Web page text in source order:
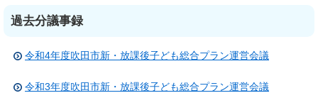
過去分議事録
令和4年度吹田市新・放課後子ども総合プラン運営会議
令和3年度吹田市新・放課後子ども総合プラン運営会議